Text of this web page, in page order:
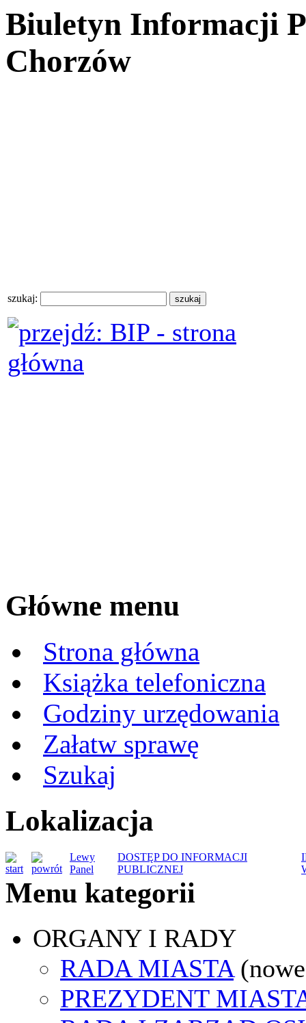
Biuletyn Informacji
Chorzów
szukaj:
Główne menu
Strona główna
Książka telefoniczna
Godziny urzędowania
Załatw sprawę
Szukaj
Lokalizacja
Lewy
Panel
DOSTĘP DO INFORMACJI
PUBLICZNEJ
Menu kategorii
ORGANY I RADY
RADA MIASTA
PREZYDENT